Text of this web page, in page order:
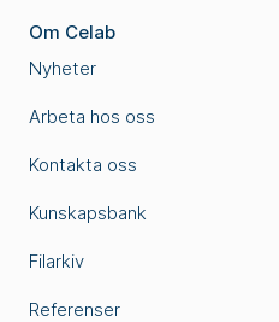
Om Celab
Nyheter
Arbeta hos oss
Kontakta oss
Kunskapsbank
Filarkiv
Referenser